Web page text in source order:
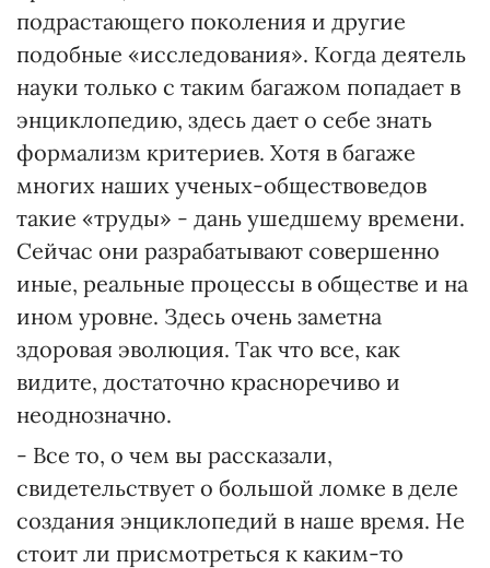
подрастающего поколения и другие
подобные «исследования». Когда деятель
науки только с таким багажом попадает в
энциклопедию, здесь дает о себе знать
формализм критериев. Хотя в багаже
многих наших ученых-обществоведов
такие «труды» - дань ушедшему времени.
Сейчас они разрабатывают совершенно
иные, реальные процессы в обществе и на
ином уровне. Здесь очень заметна
здоровая эволюция. Так что все, как
видите, достаточно красноречиво и
неоднозначно.
- Все то, о чем вы рассказали,
свидетельствует о большой ломке в деле
создания энциклопедий в наше время. Не
стоит ли присмотреться к каким-то